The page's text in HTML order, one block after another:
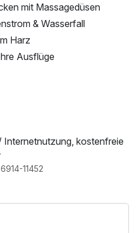
mit Massagedüsen
& Wasserfall
Harz
Ausflüge
kostenfreie
11452